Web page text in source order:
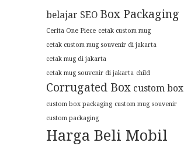
belajar SEO Box Packaging
Cerita One Piece cetak custom mug
cetak custom mug souvenir di jakarta
cetak mug di jakarta
cetak mug souvenir di jakarta child
Corrugated Box custom box
custom box packaging custom mug souvenir
custom packaging
Harga Beli Mobil